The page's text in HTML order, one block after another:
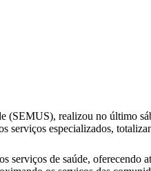
(SEMUS), realizou no último
serviços especializados,
serviços de saúde,